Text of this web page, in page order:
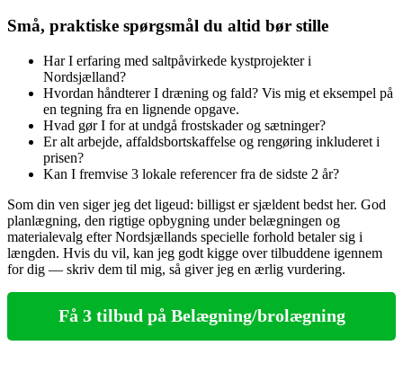
Små, praktiske spørgsmål du altid bør stille
Har I erfaring med saltpåvirkede kystprojekter i
Nordsjælland?
Hvordan håndterer I dræning og fald? Vis mig et eksempel på
en tegning fra en lignende opgave.
Hvad gør I for at undgå frostskader og sætninger?
Er alt arbejde, affaldsbortskaffelse og rengøring inkluderet i
prisen?
Kan I fremvise 3 lokale referencer fra de sidste 2 år?
Som din ven siger jeg det ligeud: billigst er sjældent bedst her. God
planlægning, den rigtige opbygning under belægningen og
materialevalg efter Nordsjællands specielle forhold betaler sig i
længden. Hvis du vil, kan jeg godt kigge over tilbuddene igennem
for dig — skriv dem til mig, så giver jeg en ærlig vurdering.
Få 3 tilbud på Belægning/brolægning